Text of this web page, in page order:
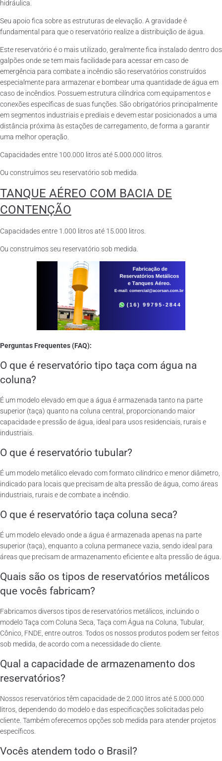
hidráulica.
Seu apoio fica sobre as estruturas de elevação. A gravidade é
fundamental para que o reservatório realize a distribuição de água.
Este reservatório é o mais utilizado, geralmente fica instalado dentro dos
galpões onde se tem mais facilidade para acessar em caso de
emergência para combate a incêndio são reservatórios construídos
especialmente para armazenar e bombear uma quantidade de água em
caso de incêndios. Possuem estrutura cilíndrica com equipamentos e
conexões específicas de suas funções. São obrigatórios principalmente
em segmentos industriais e prediais e devem estar posicionados a uma
distância próxima às estações de carregamento, de forma a garantir
uma melhor operação.
Capacidades entre 100.000 litros até 5.000.000 litros.
Ou construímos seu reservatório sob medida.
TANQUE AÉREO COM BACIA DE
CONTENÇÃO
Capacidades entre 1.000 litros até 15.000 litros.
Ou construímos seu reservatório sob medida.
Perguntas Frequentes (FAQ):
O que é reservatório tipo taça com água na
coluna?
É um modelo elevado em que a água é armazenada tanto na parte
superior (taça) quanto na coluna central, proporcionando maior
capacidade e pressão de água, ideal para usos residenciais, rurais e
industriais.
O que é reservatório tubular?
É um modelo metálico elevado com formato cilíndrico e menor diâmetro,
indicado para locais que precisam de alta pressão de água, como áreas
industriais, rurais e de combate a incêndio.
O que é reservatório taça coluna seca?
É um modelo elevado onde a água é armazenada apenas na parte
superior (taça), enquanto a coluna permanece vazia, sendo ideal para
áreas que precisam de armazenamento eficiente e alta pressão de água.
Quais são os tipos de reservatórios metálicos
que vocês fabricam?
Fabricamos diversos tipos de reservatórios metálicos, incluindo o
modelo Taça com Coluna Seca, Taça com Água na Coluna, Tubular,
Cônico, FNDE, entre outros. Todos os nossos produtos podem ser feitos
sob medida, de acordo com a necessidade do cliente.
Qual a capacidade de armazenamento dos
reservatórios?
Nossos reservatórios têm capacidade de 2.000 litros até 5.000.000
litros, dependendo do modelo e das especificações solicitadas pelo
cliente. Também oferecemos opções sob medida para atender projetos
específicos.
Vocês atendem todo o Brasil?